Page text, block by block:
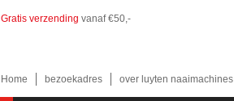
Gratis verzending vanaf €50,-
Home bezoekadres over luyten naaimachines